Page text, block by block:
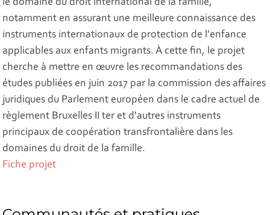
le domaine du droit international de la famille,
notamment en assurant une meilleure connaissance des
instruments internationaux de protection de l'enfance
applicables aux enfants migrants. À cette fin, le projet
cherche à mettre en œuvre les recommandations des
études publiées en juin 2017 par la commission des affaires
juridiques du Parlement européen dans le cadre actuel de
règlement Bruxelles II ter et d'autres instruments
principaux de coopération transfrontalière dans les
domaines du droit de la famille.
Fiche projet